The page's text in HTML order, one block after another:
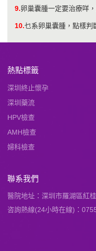
9.卵巢囊腫一定要治療咩
10.乜系卵巢囊腫，點樣判
熱點標籤
深圳終止懷孕
深圳藥流
HPV檢查
AMH檢查
婦科檢查
聯系我們
醫院地址：深圳市羅湖區紅
咨詢熱線(24小時在線)：